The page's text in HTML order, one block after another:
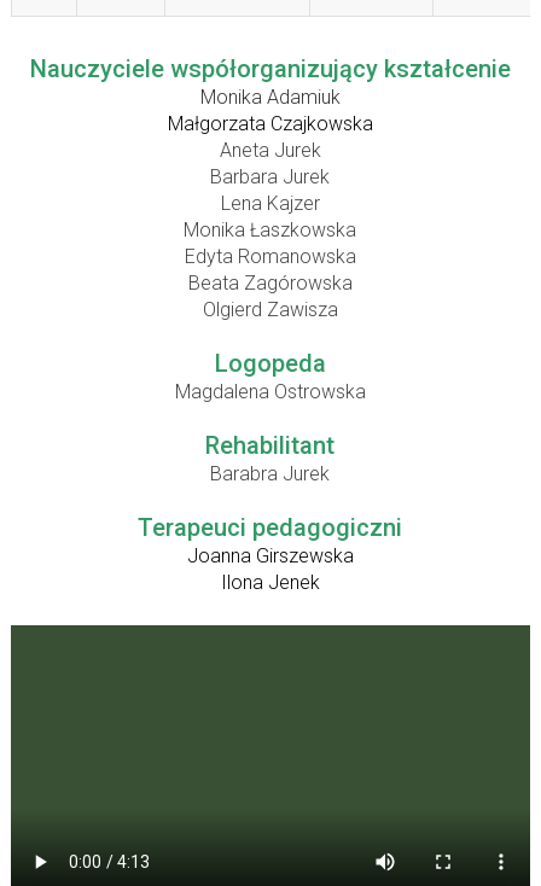
Nauczyciele współorganizujący kształcenie
Monika Adamiuk
Małgorzata Czajkowska
Aneta Jurek
Barbara Jurek
Lena Kajzer
Monika Łaszkowska
Edyta Romanowska
Beata Zagórowska
Olgierd Zawisza
Logopeda
Magdalena Ostrowska
Rehabilitant
Barabra Jurek
Terapeuci pedagogiczni
Joanna Girszewska
Ilona Jenek